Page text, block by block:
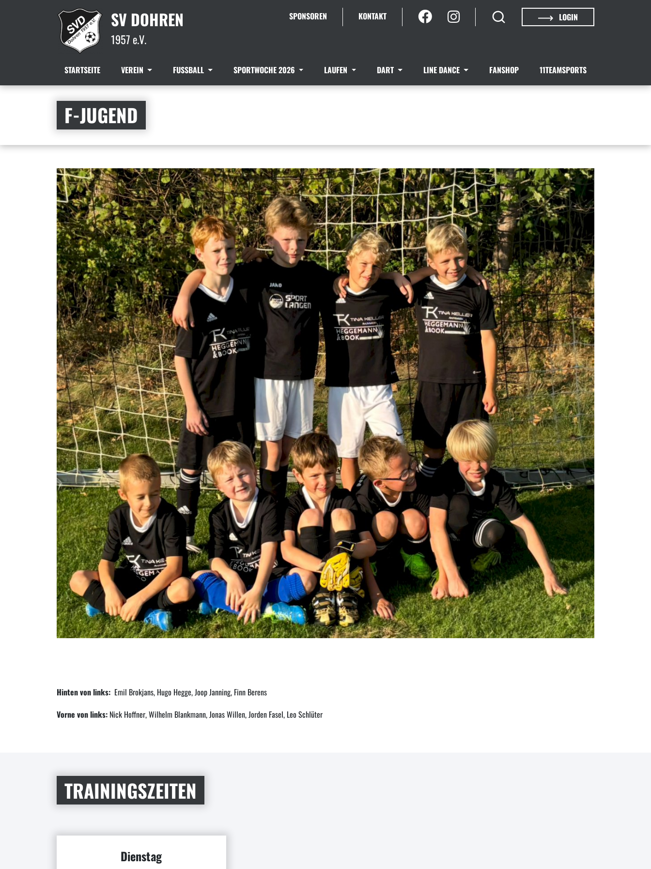
SV DOHREN
1957 e.V.
SPONSOREN KONTAKT LOGIN
STARTSEITE VEREIN FUSSBALL SPORTWOCHE 2026 LAUFEN DART LINE DANCE FANSHOP 11TEAMSPORTS
F-JUGEND
Hinten von links: Emil Brokjans, Hugo Hegge, Joop Janning, Finn Berens
Vorne von links: Nick Hoffner, Wilhelm Blankmann, Jonas Willen, Jorden Fasel, Leo Schlüter
TRAININGSZEITEN
Dienstag